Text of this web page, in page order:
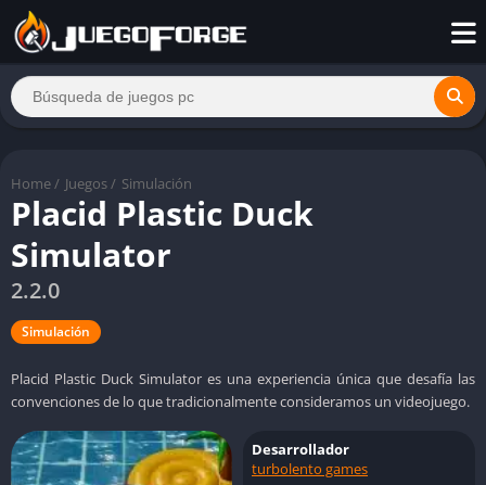
Home / Juegos / Simulación
Placid Plastic Duck
Simulator
2.2.0
Simulación
Placid Plastic Duck Simulator es una experiencia única que desafía las
convenciones de lo que tradicionalmente consideramos un videojuego.
Desarrollador
turbolento games